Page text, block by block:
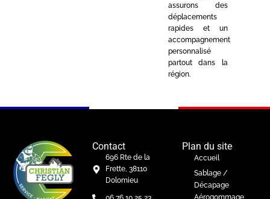
assurons des
déplacements
rapides et un
accompagnement
personnalisé
partout dans la
région.
Contact
696 Rte de la
Frette, 38110
Dolomieu
Plan du site
Accueil
Sablage /
Décapage